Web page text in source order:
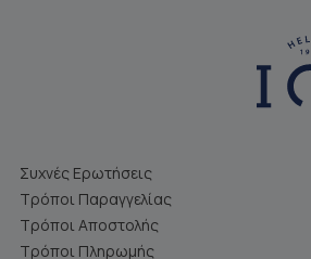
Συχνές Ερωτήσεις
Τρόποι Παραγγελίας
Τρόποι Αποστολής
Τρόποι Πληρωμής